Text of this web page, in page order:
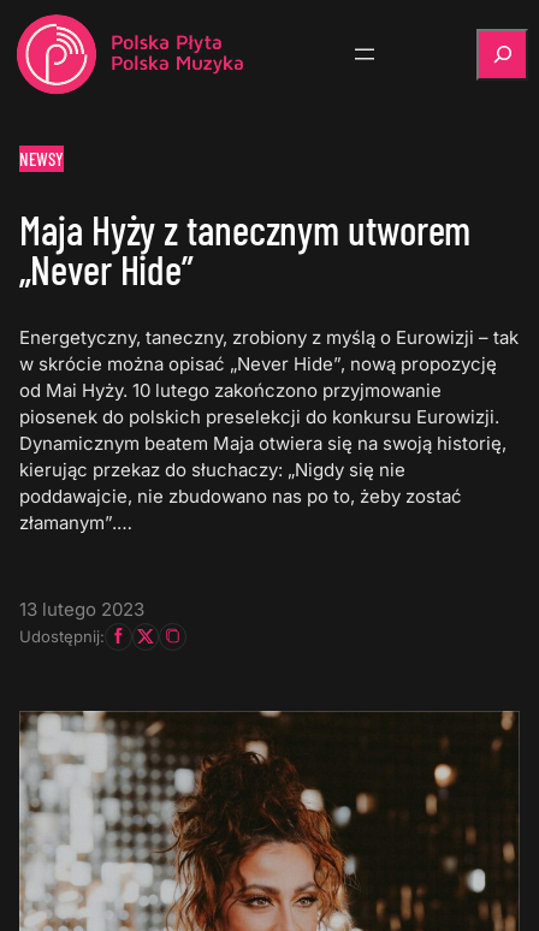
NEWSY
Maja Hyży z tanecznym utworem
„Never Hide”
Energetyczny, taneczny, zrobiony z myślą o Eurowizji – tak
w skrócie można opisać „Never Hide”, nową propozycję
od Mai Hyży. 10 lutego zakończono przyjmowanie
piosenek do polskich preselekcji do konkursu Eurowizji.
Dynamicznym beatem Maja otwiera się na swoją historię,
kierując przekaz do słuchaczy: „Nigdy się nie
poddawajcie, nie zbudowano nas po to, żeby zostać
złamanym”.…
13 lutego 2023
Udostępnij: